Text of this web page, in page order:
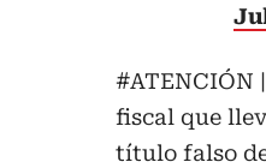
#ATENCIÓN
fiscal que
título falso